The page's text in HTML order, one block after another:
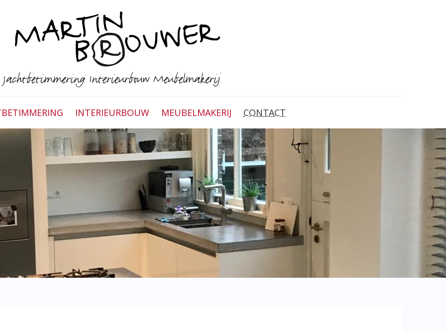
INTERIEURBOUW MEUBELMAKERIJ CONTACT